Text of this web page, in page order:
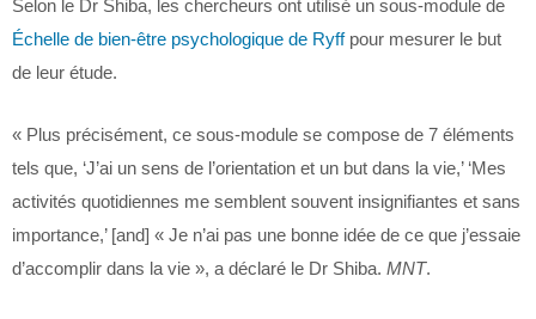
Selon le Dr Shiba, les chercheurs ont utilisé un sous-module de
Échelle de bien-être psychologique de Ryffpour mesurer le but
de leur étude.
« Plus précisément, ce sous-module se compose de 7 éléments
tels que, ‘J’ai un sens de l’orientation et un but dans la vie,’ ‘Mes
activités quotidiennes me semblent souvent insignifiantes et sans
importance,’ [and] « Je n’ai pas une bonne idée de ce que j’essaie
d’accomplir dans la vie », a déclaré le Dr Shiba. MNT.